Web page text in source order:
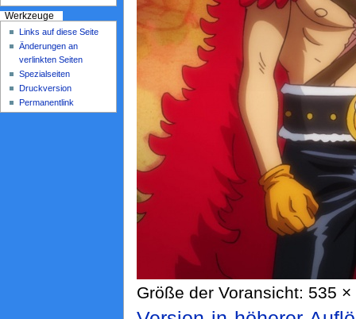
Größe der Voransicht: 535
Werkzeuge
Links auf diese Seite
Änderungen an
verlinkten Seiten
Spezialseiten
Druckversion
Permanentlink